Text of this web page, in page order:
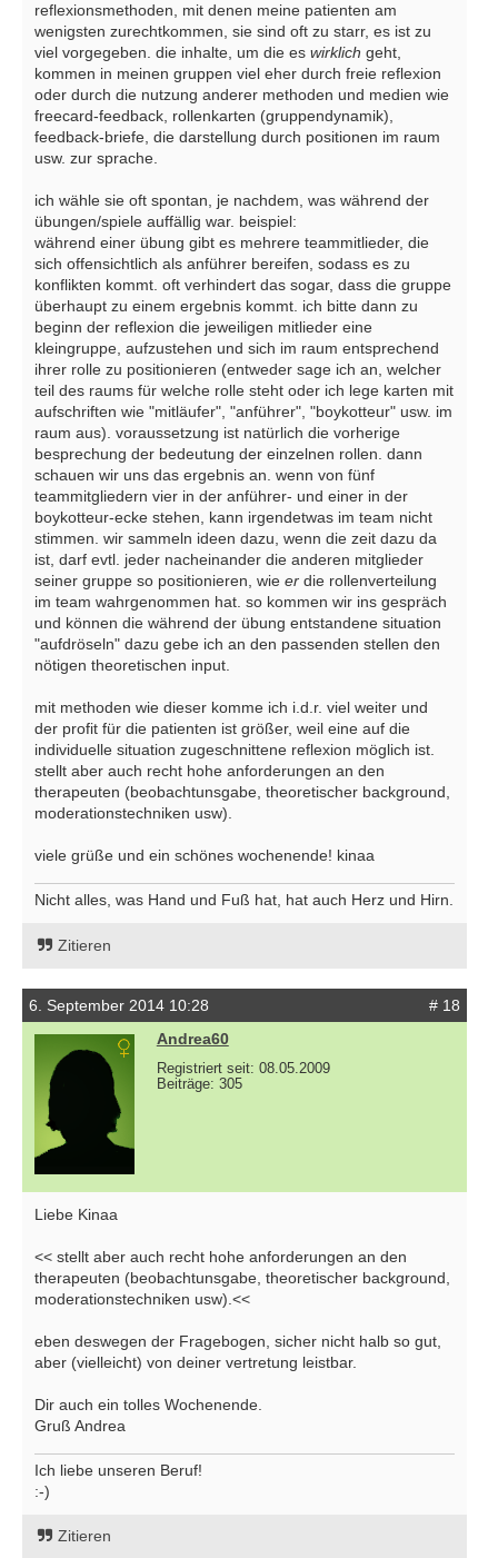
reflexionsmethoden, mit denen meine patienten am
wenigsten zurechtkommen, sie sind oft zu starr, es ist zu
viel vorgegeben. die inhalte, um die es wirklich geht,
kommen in meinen gruppen viel eher durch freie reflexion
oder durch die nutzung anderer methoden und medien wie
freecard-feedback, rollenkarten (gruppendynamik),
feedback-briefe, die darstellung durch positionen im raum
usw. zur sprache.
ich wähle sie oft spontan, je nachdem, was während der
übungen/spiele auffällig war. beispiel:
während einer übung gibt es mehrere teammitlieder, die
sich offensichtlich als anführer bereifen, sodass es zu
konflikten kommt. oft verhindert das sogar, dass die gruppe
überhaupt zu einem ergebnis kommt. ich bitte dann zu
beginn der reflexion die jeweiligen mitlieder eine
kleingruppe, aufzustehen und sich im raum entsprechend
ihrer rolle zu positionieren (entweder sage ich an, welcher
teil des raums für welche rolle steht oder ich lege karten mit
aufschriften wie "mitläufer", "anführer", "boykotteur" usw. im
raum aus). voraussetzung ist natürlich die vorherige
besprechung der bedeutung der einzelnen rollen. dann
schauen wir uns das ergebnis an. wenn von fünf
teammitgliedern vier in der anführer- und einer in der
boykotteur-ecke stehen, kann irgendetwas im team nicht
stimmen. wir sammeln ideen dazu, wenn die zeit dazu da
ist, darf evtl. jeder nacheinander die anderen mitglieder
seiner gruppe so positionieren, wie erdie rollenverteilung
im team wahrgenommen hat. so kommen wir ins gespräch
und können die während der übung entstandene situation
"aufdröseln" dazu gebe ich an den passenden stellen den
nötigen theoretischen input.
mit methoden wie dieser komme ich i.d.r. viel weiter und
der profit für die patienten ist größer, weil eine auf die
individuelle situation zugeschnittene reflexion möglich ist.
stellt aber auch recht hohe anforderungen an den
therapeuten (beobachtunsgabe, theoretischer background,
moderationstechniken usw).
viele grüße und ein schönes wochenende! kinaa
Nicht alles, was Hand und Fuß hat, hat auch Herz und Hirn.
Zitieren
6. September 2014 10:28
# 18
Andrea60
Registriert seit: 08.05.2009
Beiträge: 305
Liebe Kinaa
<< stellt aber auch recht hohe anforderungen an den
therapeuten (beobachtunsgabe, theoretischer background,
moderationstechniken usw).<<
eben deswegen der Fragebogen, sicher nicht halb so gut,
aber (vielleicht) von deiner vertretung leistbar.
Dir auch ein tolles Wochenende.
Gruß Andrea
Ich liebe unseren Beruf!
:-)
Zitieren